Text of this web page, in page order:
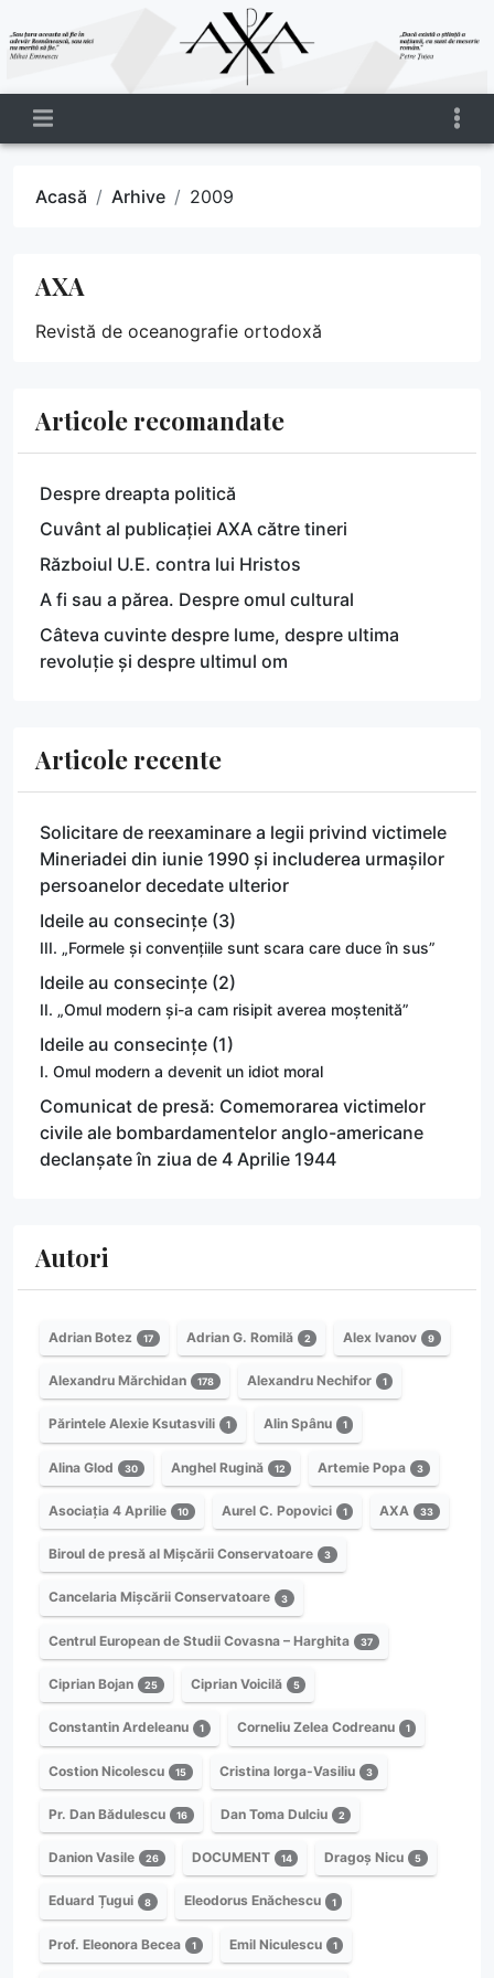
Acasă Arhive 2009
AXA
Revistă de oceanografie ortodoxă
Articole recomandate
Despre dreapta politică
Cuvânt al publicației AXA către tineri
Războiul U.E. contra lui Hristos
A fi sau a părea. Despre omul cultural
Câteva cuvinte despre lume, despre ultima
revoluție și despre ultimul om
Articole recente
Solicitare de reexaminare a legii privind victimele
Mineriadei din iunie 1990 și includerea urmașilor
persoanelor decedate ulterior
Ideile au consecințe (3)
III. „Formele și convențiile sunt scara care duce în sus”
Ideile au consecințe (2)
II. „Omul modern și-a cam risipit averea moștenită”
Ideile au consecințe (1)
I. Omul modern a devenit un idiot moral
Comunicat de presă: Comemorarea victimelor
civile ale bombardamentelor anglo-americane
declanșate în ziua de 4 Aprilie 1944
Autori
Adrian Botez 17 Adrian G. Romilă 2 Alex Ivanov 9
Alexandru Mărchidan 178 Alexandru Nechifor 1
Părintele Alexie Ksutasvili 1 Alin Spânu 1
Alina Glod 30 Anghel Rugină 12 Artemie Popa 3
Asociația 4 Aprilie 10 Aurel C. Popovici 1 AXA 33
Biroul de presă al Mișcării Conservatoare 3
Cancelaria Mișcării Conservatoare 3
Centrul European de Studii Covasna – Harghita 37
Ciprian Bojan 25 Ciprian Voicilă 5
Constantin Ardeleanu 1 Corneliu Zelea Codreanu 1
Costion Nicolescu 15 Cristina Iorga-Vasiliu 3
Pr. Dan Bădulescu 16 Dan Toma Dulciu 2
Danion Vasile 26 DOCUMENT 14 Dragoș Nicu 5
Eduard Țugui 8 Eleodorus Enăchescu 1
Prof. Eleonora Becea 1 Emil Niculescu 1